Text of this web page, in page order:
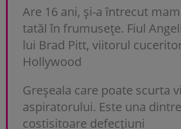
Are 16 ani, și-a întrecut
tatăl în frumusețe. Fiul
lui Brad Pitt, viitorul
Hollywood
Greșeala care poate scurta
aspiratorului. Este una
costisitoare defecțiuni